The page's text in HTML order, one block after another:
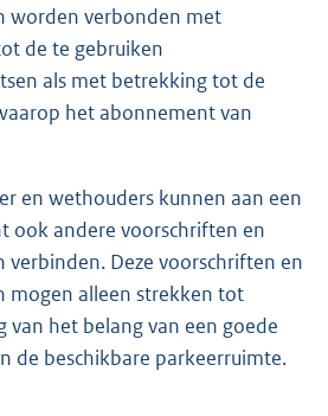
worden verbonden met
de te gebruiken
als met betrekking tot de
het abonnement van
en wethouders kunnen aan een
ook andere voorschriften en
verbinden. Deze voorschriften en
mogen alleen strekken tot
van het belang van een goede
de beschikbare parkeerruimte.